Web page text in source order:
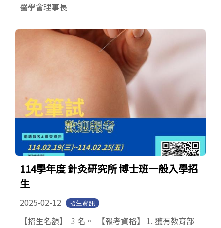
醫學會理事長
114學年度 針灸研究所 博士班一般入學招
生
2025-02-12 招生資訊
【招生名額】 3 名。 【報考資格】 1. 獲有教育部